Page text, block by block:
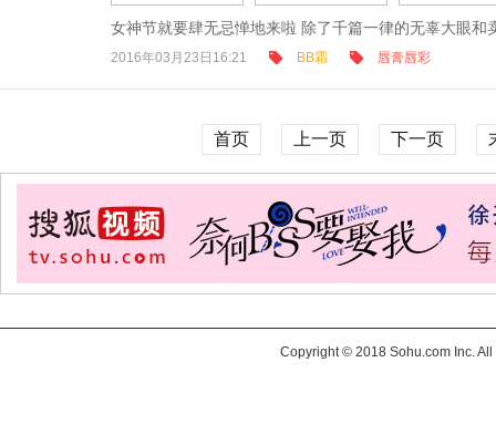
女神节就要肆无忌惮地来啦 除了千篇一律的无辜大眼和
2016年03月23日16:21 BB霜 唇膏唇彩
首页 上一页 下一页
Copyright © 2018 Sohu.com Inc.